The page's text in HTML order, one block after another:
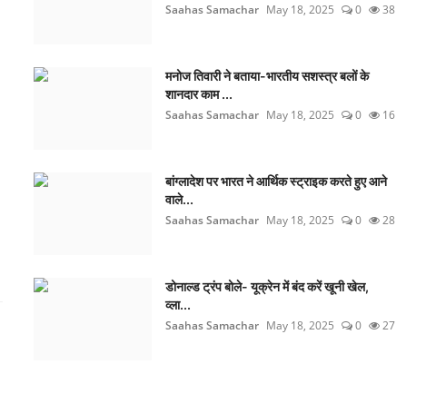
Saahas Samachar May 18, 2025 0 38
मनोज तिवारी ने बताया-भारतीय सशस्त्र बलों के
शानदार काम ...
Saahas Samachar May 18, 2025 0 16
बांग्लादेश पर भारत ने आर्थिक स्ट्राइक करते हुए आने
वाले...
Saahas Samachar May 18, 2025 0 28
डोनाल्ड ट्रंप बोले- यूक्रेन में बंद करें खूनी खेल,
व्ला...
Saahas Samachar May 18, 2025 0 27